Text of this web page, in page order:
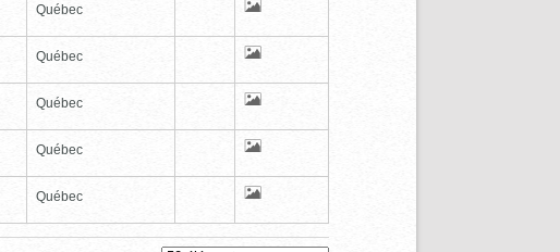
Québec
Québec
Québec
Québec
Québec